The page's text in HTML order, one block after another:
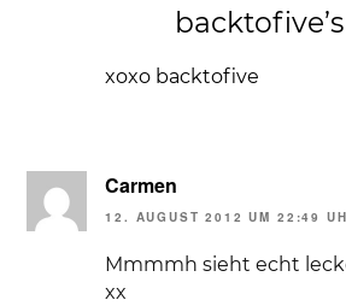
xoxo backtofive
Carmen
12. AUGUST 2012 UM 22:49
Mmmmh sieht echt
xx